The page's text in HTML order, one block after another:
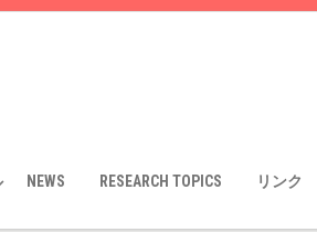
NEWS RESEARCH TOPICS リンク